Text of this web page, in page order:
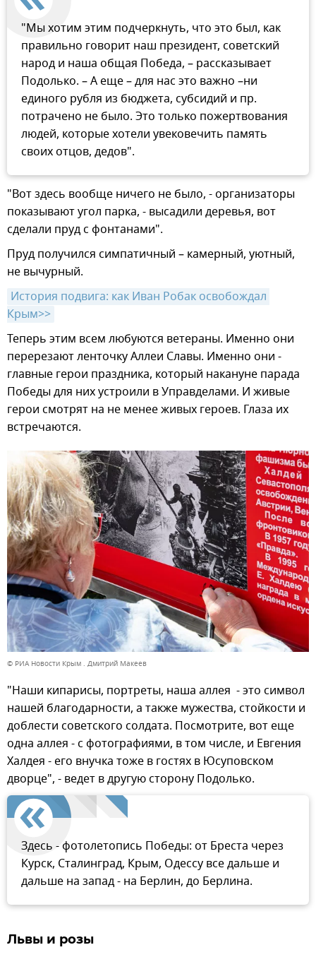
"Мы хотим этим подчеркнуть, что это был, как
правильно говорит наш президент, советский
народ и наша общая Победа, – рассказывает
Подолько. – А еще – для нас это важно –ни
единого рубля из бюджета, субсидий и пр.
потрачено не было. Это только пожертвования
людей, которые хотели увековечить память
своих отцов, дедов".
"Вот здесь вообще ничего не было, - организаторы
показывают угол парка, - высадили деревья, вот
сделали пруд с фонтанами".
Пруд получился симпатичный – камерный, уютный,
не вычурный.
История подвига: как Иван Робак освобождал
Крым>>
Теперь этим всем любуются ветераны. Именно они
перерезают ленточку Аллеи Славы. Именно они -
главные герои праздника, который накануне парада
Победы для них устроили в Управделами. И живые
герои смотрят на не менее живых героев. Глаза их
встречаются.
© РИА Новости Крым . Дмитрий Макеев
"Наши кипарисы, портреты, наша аллея - это символ
нашей благодарности, а также мужества, стойкости и
доблести советского солдата. Посмотрите, вот еще
одна аллея - с фотографиями, в том числе, и Евгения
Халдея - его внучка тоже в гостях в Юсуповском
дворце", - ведет в другую сторону Подолько.
Здесь - фотолетопись Победы: от Бреста через
Курск, Сталинград, Крым, Одессу все дальше и
дальше на запад - на Берлин, до Берлина.
Львы и розы